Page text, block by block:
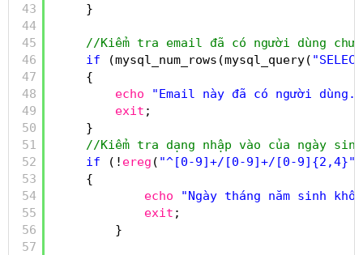
43
44
45
46
47
48
49
50
51
52
53
54
55
56
57
}
//Kiểm tra email đã có người dùng chưa
if
(mysql_num_rows(mysql_query(
{
echo
"Email này đã có người
exit ;
}
//Kiểm tra dạng nhập vào của ngày sinh
if
(! ereg ( "^[0-9]+/[0-9]+/[0-9]{2,4}"
{
echo
"Ngày tháng năm sinh
exit ;
}